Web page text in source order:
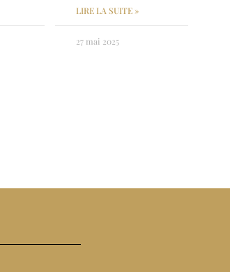
LIRE LA SUITE »
27 mai 2025